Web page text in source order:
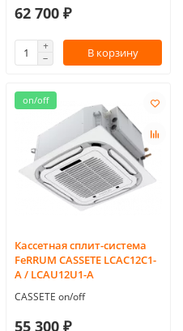
62 700 ₽
В корзину
on/off
Кассетная сплит-система
FeRRUM CASSETE LCAC12C1-
A / LCAU12U1-A
CASSETE on/off
55 300 ₽